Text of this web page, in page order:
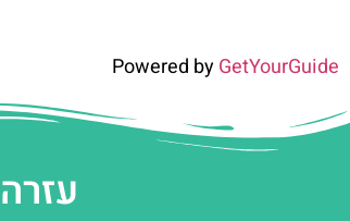
Powered byGetYourGuide